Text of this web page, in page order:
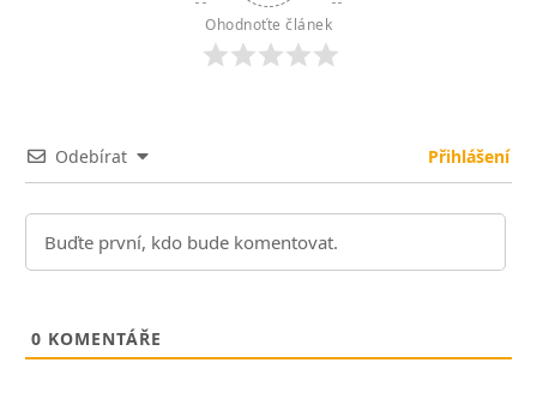
Ohodnoťte článek
Odebírat Přihlášení
0 KOMENTÁŘE